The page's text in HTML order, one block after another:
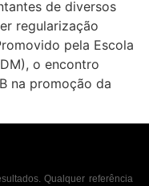
de diversos
regularização
pela Escola
o encontro
na promoção da
Qualquer referência